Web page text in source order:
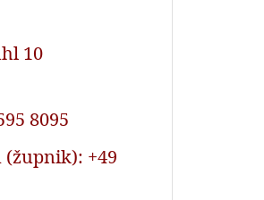
10
8095
+49